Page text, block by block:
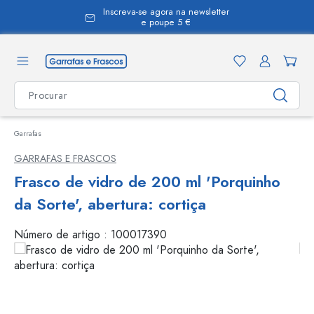
Inscreva-se agora na newsletter
e poupe 5 €
Garrafas
GARRAFAS E FRASCOS
Frasco de vidro de 200 ml 'Porquinho
da Sorte', abertura: cortiça
Número de artigo : 100017390